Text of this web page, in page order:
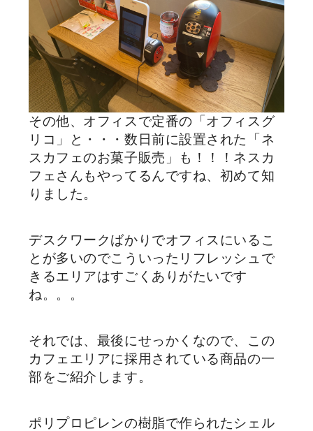
その他、オフィスで定番の「オフィスグ
リコ」と・・・数日前に設置された「ネ
スカフェのお菓子販売」も！！！ネスカ
フェさんもやってるんですね、初めて知
りました。
デスクワークばかりでオフィスにいるこ
とが多いのでこういったリフレッシュで
きるエリアはすごくありがたいです
ね。。。
それでは、最後にせっかくなので、この
カフェエリアに採用されている商品の一
部をご紹介します。
ポリプロピレンの樹脂で作られたシェル